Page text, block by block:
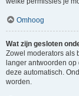
Omhoog
Wat zijn gesloten
Zowel moderators als
langer antwoorden
deze automatisch.
worden.